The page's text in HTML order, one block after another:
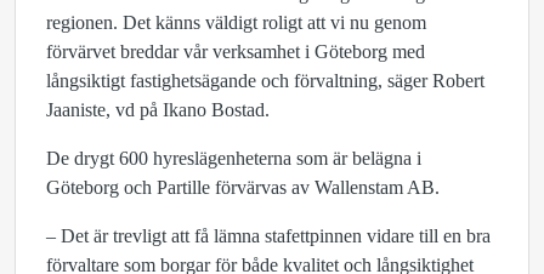
regionen. Det känns väldigt roligt att vi nu genom
förvärvet breddar vår verksamhet i Göteborg med
långsiktigt fastighetsägande och förvaltning, säger Robert
Jaaniste, vd på Ikano Bostad.
De drygt 600 hyreslägenheterna som är belägna i
Göteborg och Partille förvärvas av Wallenstam AB.
– Det är trevligt att få lämna stafettpinnen vidare till en bra
förvaltare som borgar för både kvalitet och långsiktighet